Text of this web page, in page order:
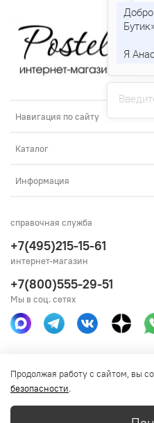
Навигация по сайту
Каталог
Информация
Получить
справочная служба
+7(495)215-15-61
интернет-магазин
+7(800)555-29-51
Мы в соц. сетях
Продолжая работу с сайтом, вы
безопасности.
Я